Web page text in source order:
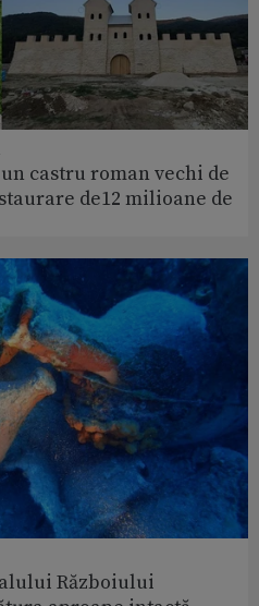
castru roman vechi de
de12 milioane de
Războiului